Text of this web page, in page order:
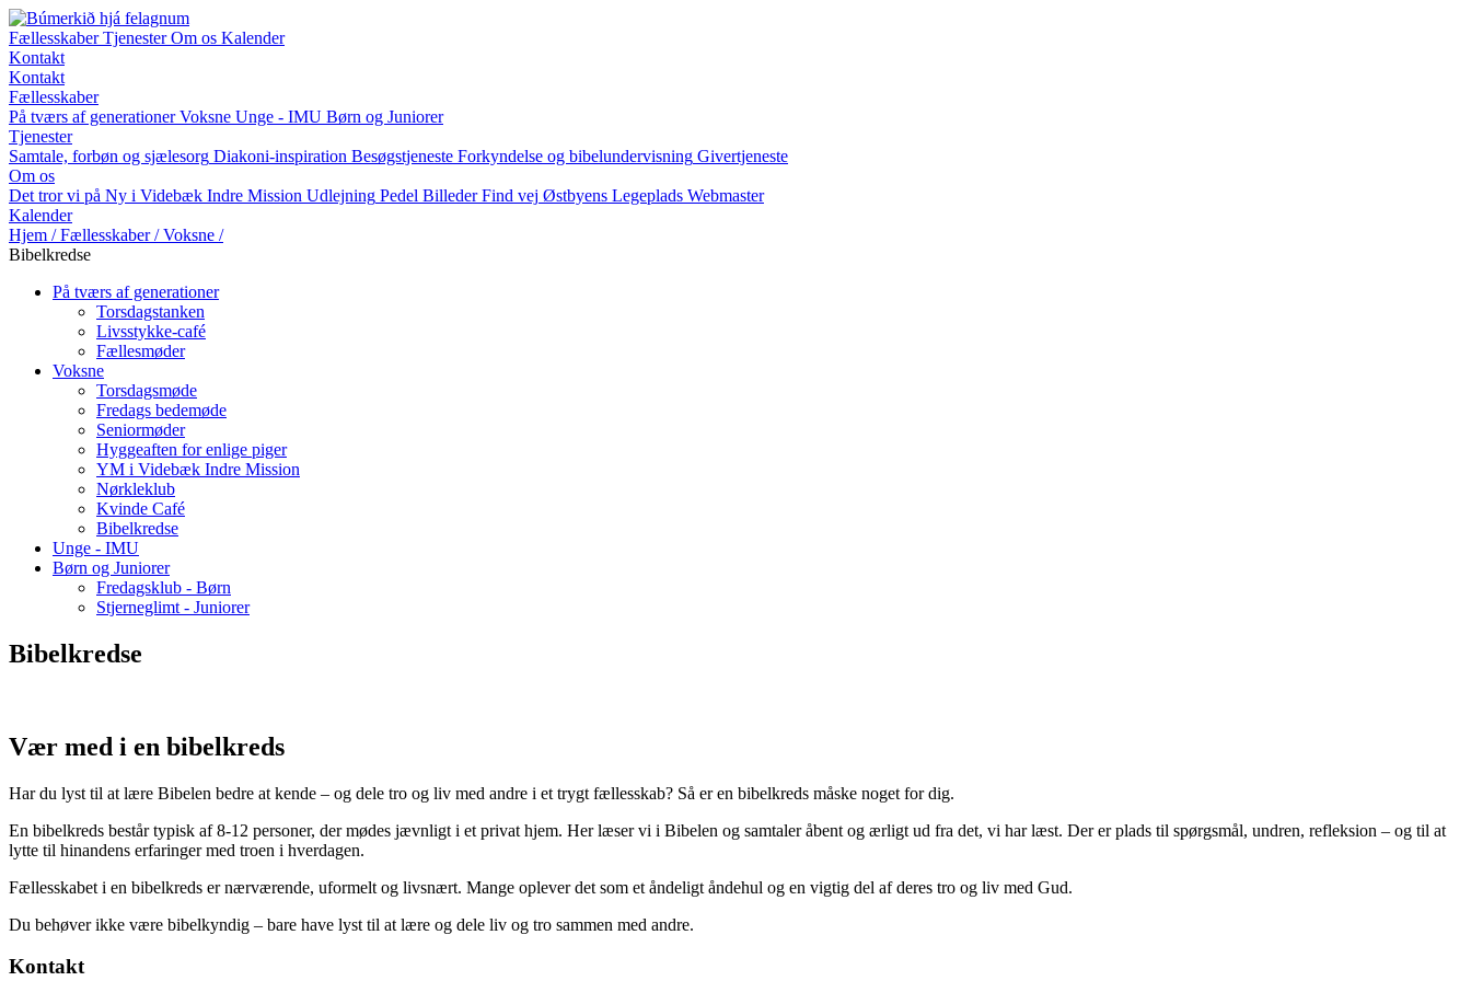
FællesskaberTjenesterOm os Kalender
Kontakt
Kontakt
Fællesskaber
På tværs af generationer Voksne Unge - IMU Børn og Juniorer
Tjenester
Samtale, forbøn og sjælesorg Diakoni-inspiration Besøgstjeneste Forkyndelse og bibelundervisning Givertjeneste
Om os
Det tror vi på Ny i Videbæk Indre Mission Udlejning Pedel Billeder Find vej Østbyens Legeplads Webmaster
Kalender
Hjem / Fællesskaber/ Voksne /
Bibelkredse
På tværs af generationer
Torsdagstanken
Livsstykke-café
Fællesmøder
Voksne
Torsdagsmøde
Fredags bedemøde
Seniormøder
Hyggeaften for enlige piger
YM i Videbæk Indre Mission
Nørkleklub
Kvinde Café
Bibelkredse
Unge - IMU
Børn og Juniorer
Fredagsklub - Børn
Stjerneglimt - Juniorer
Bibelkredse
Vær med i en bibelkreds
Har du lyst til at lære Bibelen bedre at kende – og dele tro og liv med andre i et trygt fællesskab? Så er en bibelkreds måske noget for dig.
En bibelkreds består typisk af 8-12 personer, der mødes jævnligt i et privat hjem. Her læser vi i Bibelen og samtaler åbent og ærligt ud fra det, vi har læst. Der er plads til spørgsmål, undren, refleksion – og til at
lytte til hinandens erfaringer med troen i hverdagen.
Fællesskabet i en bibelkreds er nærværende, uformelt og livsnært. Mange oplever det som et åndeligt åndehul og en vigtig del af deres tro og liv med Gud.
Du behøver ikke være bibelkyndig – bare have lyst til at lære og dele liv og tro sammen med andre.
Kontakt